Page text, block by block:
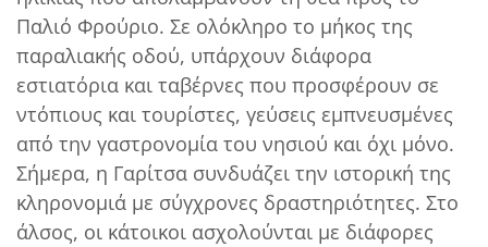
Παλιό Φρούριο. Σε ολόκληρο το μήκος της
παραλιακής οδού, υπάρχουν διάφορα
εστιατόρια και ταβέρνες που προσφέρουν σε
ντόπιους και τουρίστες, γεύσεις εμπνευσμένες
από την γαστρονομία του νησιού και όχι μόνο.
Σήμερα, η Γαρίτσα συνδυάζει την ιστορική της
κληρονομιά με σύγχρονες δραστηριότητες. Στο
άλσος, οι κάτοικοι ασχολούνται με διάφορες